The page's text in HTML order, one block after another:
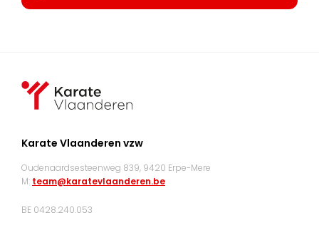
Karate Vlaanderen vzw
Oudenaardsesteenweg 839, 9420 Erpe-Mere
M: team@karatevlaanderen.be
BE 0428.240.053